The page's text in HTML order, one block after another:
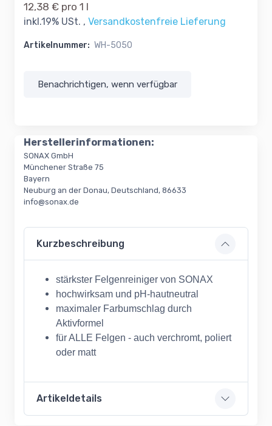
12,38 € pro 1 l
inkl.19% USt. , Versandkostenfreie Lieferung
Artikelnummer: WH-5050
Benachrichtigen, wenn verfügbar
Herstellerinformationen:
SONAX GmbH
Münchener Straße 75
Bayern
Neuburg an der Donau, Deutschland, 86633
info@sonax.de
Kurzbeschreibung
stärkster Felgenreiniger von SONAX
hochwirksam und pH-hautneutral
maximaler Farbumschlag durch
Aktivformel
für ALLE Felgen - auch verchromt, poliert
oder matt
Artikeldetails